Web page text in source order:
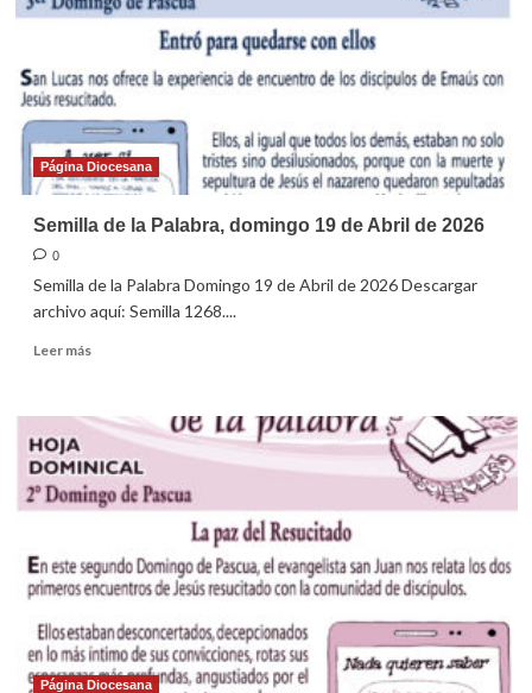
26
de
2026
Página Diocesana
Semilla de la Palabra, domingo 19 de Abril de 2026
0
Semilla de la Palabra Domingo 19 de Abril de 2026 Descargar
archivo aquí: Semilla 1268....
Leer másLeer
Semilla
de
la
Palabra,
domingo
Abril
de
Página Diocesana